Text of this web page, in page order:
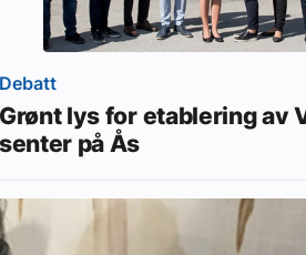
Debatt
Grønt lys for etablering av
senter på Ås